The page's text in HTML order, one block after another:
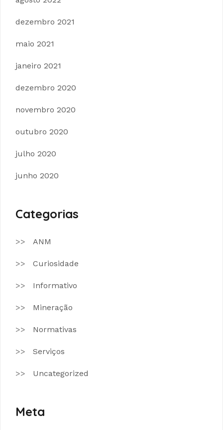
dezembro 2021
maio 2021
janeiro 2021
dezembro 2020
novembro 2020
outubro 2020
julho 2020
junho 2020
Categorias
ANM
Curiosidade
Informativo
Mineração
Normativas
Serviços
Uncategorized
Meta